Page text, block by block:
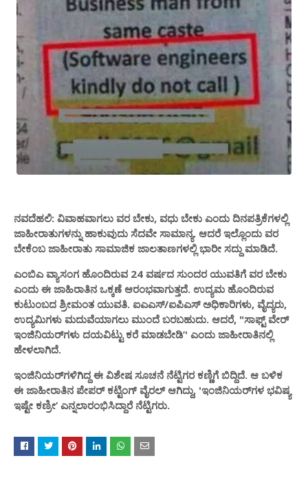
ನವದೆಹಲಿ: ವಿವಾಹವಾಗಲು ವರ ಬೇಕು, ವಧು ಬೇಕು ಎಂದು ದಿನಪತ್ರಿಕೆಗಳಲ್ಲಿ
ಜಾಹೀರಾತುಗಳನ್ನು ಹಾಕುವುದು ಸೆದವೇ ಸಾಮಾನ್ಯ. ಆದರೆ ಇಲ್ಲೊಂದು ವರ
ಬೇಕೆಂಬ ಜಾಹೀರಾತು ಸಾಮಾಜಿಕ ಜಾಲತಾಣಗಳಲ್ಲಿ ಭಾರೀ ಸದ್ದು ಮಾಡಿದೆ.
ಎಂಬಿಎ ವ್ಯಾಸಂಗ ಹೊಂದಿರುವ 24 ವರ್ಷದ ಸುಂದರ ಯುವತಿಗೆ ವರ ಬೇಕು
ಎಂದು ಈ ಜಾಹಿರಾತಿನ ಒಕ್ಕಣೆ ಆರಂಭವಾಗುತ್ತದೆ. ಉದ್ಯಮ ಹೊಂದಿರುವ
ಕುಟುಂಬದ ಶ್ರೀಮಂತ ಯುವತಿ. ಐಎಎಸ್‌/ಐಪಿಎಸ್‌ ಅಧಿಕಾರಿಗಳು, ವೈದ್ಯರು,
ಉದ್ಯಮಿಗಳು ಮದುವೆಯಾಗಲು ಮುಂದೆ ಬರಬಹುದು. ಆದರೆ, "ಸಾಫ್ಟ್ ವೇರ್‌
ಇಂಜಿನಿಯರ್‌ಗಳು ದಯವಿಟ್ಟು ಕರೆ ಮಾಡಬೇಡಿ’' ಎಂದು ಜಾಹೀರಾತಿನಲ್ಲಿ
ಹೇಳಲಾಗಿದೆ.
ಇಂಜಿನಿಯರ್‌ಗಳಿಗಿದ್ದ ಈ ವಿಶೇಷ ಸೂಚನೆ ನೆಟ್ಟಿಗರ ಕಣ್ಣಿಗೆ ಬಿದ್ದಿದೆ. ಆ ಬಳಿಕ
ಈ ಜಾಹೀರಾತಿನ ಪೇಪರ್ ಕಟ್ಟಿಂಗ್ ವೈರಲ್‌ ಆಗಿದ್ದು, 'ಇಂಜಿನಿಯರ್‌ಗಳ ಭವಿಷ್ಯ
ಇಷ್ಟೇ ಕಣ್ರೀ’ ಎನ್ನಲಾರಂಭಿಸಿದ್ದಾರೆ ನೆಟ್ಟಿಗರು.